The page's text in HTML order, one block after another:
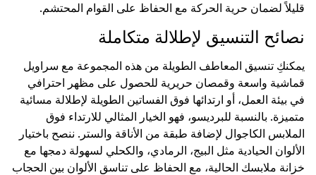
قليلاً لضمان حرية الحركة مع الحفاظ على القوام المحتشم.
نصائح التنسيق لإطلالة متكاملة
يمكنكِ تنسيق المعاطف الطويلة من هذه المجموعة مع سراويل
قماشية واسعة وقمصان حريرية للحصول على مظهر احترافي
في بيئة العمل، أو ارتدائها فوق الفساتين الطويلة لإطلالة مسائية
متميزة. بالنسبة للبرديسو، فهو الخيار المثالي للارتداء فوق
الملابس الكاجوال لإضافة طبقة من الأناقة والستر. ننصح باختيار
الألوان الحيادية مثل البيج، الرمادي، والكحلي لسهولة دمجها مع
خزانة ملابسك الحالية، مع الحفاظ على تناسق الألوان بين الحجاب